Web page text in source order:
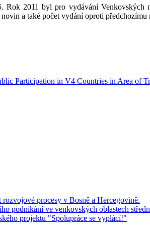
Rok 2011 byl pro vydávání
a také počet vydání oproti
Participation in V4 Countries in Area of
procesy v Bosně a Hercegovině.
podnikání ve venkovských oblastech
projektu "Spolupráce se vyplácí!"